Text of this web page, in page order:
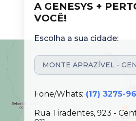
A GENESYS +
VOCÊ!
Escolha a sua cidade:
Fone/Whats: (17) 3275-
Rua Tiradentes, 923 -